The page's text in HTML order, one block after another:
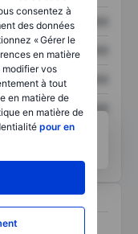
consentez à
des données
« Gérer le
en matière
vos
à tout
en matière de
en matière de
pour en
XXXXXXX
XXXXXXX
XXXXXXX
XXXXXXX
outils
to